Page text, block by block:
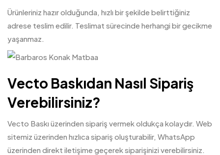
Ürünleriniz hazır olduğunda, hızlı bir şekilde belirttiğiniz
adrese teslim edilir. Teslimat sürecinde herhangi bir gecikme
yaşanmaz.
Vecto Baskıdan Nasıl Sipariş
Verebilirsiniz?
Vecto Baskı üzerinden sipariş vermek oldukça kolaydır. Web
sitemiz üzerinden hızlıca sipariş oluşturabilir, WhatsApp
üzerinden direkt iletişime geçerek siparişinizi verebilirsiniz.